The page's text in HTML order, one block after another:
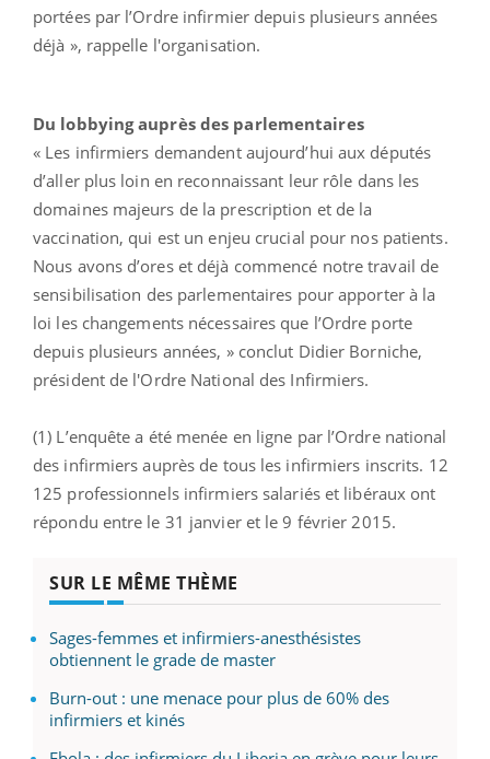
portées par l’Ordre infirmier depuis plusieurs années
déjà », rappelle l'organisation.
Du lobbying auprès des parlementaires
« Les infirmiers demandent aujourd’hui aux députés
d’aller plus loin en reconnaissant leur rôle dans les
domaines majeurs de la prescription et de la
vaccination, qui est un enjeu crucial pour nos patients.
Nous avons d’ores et déjà commencé notre travail de
sensibilisation des parlementaires pour apporter à la
loi les changements nécessaires que l’Ordre porte
depuis plusieurs années, » conclut Didier Borniche,
président de l'Ordre National des Infirmiers.
(1) L’enquête a été menée en ligne par l’Ordre national
des infirmiers auprès de tous les infirmiers inscrits. 12
125 professionnels infirmiers salariés et libéraux ont
répondu entre le 31 janvier et le 9 février 2015.
SUR LE MÊME THÈME
Sages-femmes et infirmiers-anesthésistes
obtiennent le grade de master
Burn-out : une menace pour plus de 60% des
infirmiers et kinés